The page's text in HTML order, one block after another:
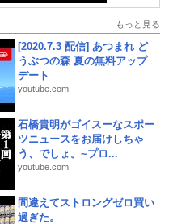
もっと見る
[2020.7.3 配信] あつまれ ど
うぶつの森 夏の無料アップ
デート
youtube.com
石橋貴明がゴイスーなスポー
ツニュースをお届けしちゃ
う、でしょ。~プロ...
youtube.com
間違えてストロングゼロ買い
過ぎた。